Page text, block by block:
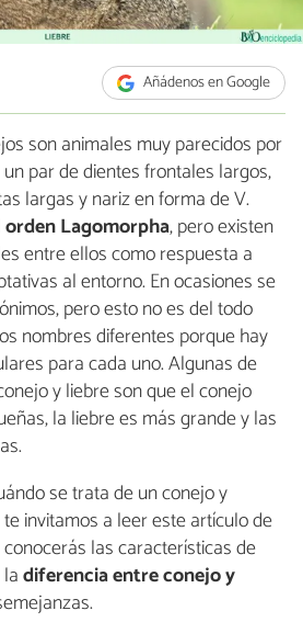
Añádenos en Google
son animales muy parecidos por
par de dientes frontales largos,
largas y nariz en forma de V.
orden Lagomorpha, pero existen
entre ellos como respuesta a
al entorno. En ocasiones se
pero esto no es del todo
nombres diferentes porque hay
para cada uno. Algunas de
y liebre son que el conejo
la liebre es más grande y las
se trata de un conejo y
invitamos a leer este artículo de
las características de
diferencia entre conejo y